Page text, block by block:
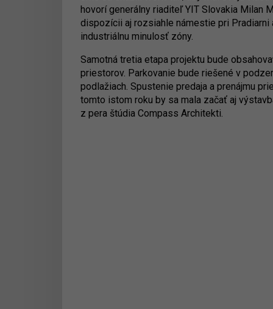
hovorí generálny riaditeľ YIT Slovakia Milan
dispozícii aj rozsiahle námestie pri Pradiarni
industriálnu minulosť zóny.
Samotná tretia etapa projektu bude
priestorov. Parkovanie bude riešené v
podlažiach. Spustenie predaja a prenájmu
tomto istom roku by sa mala začať aj
z pera štúdia Compass Architekti.